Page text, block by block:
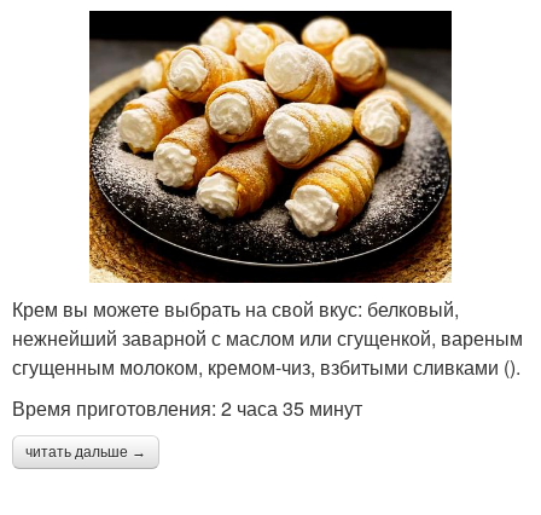
Крем вы можете выбрать на свой вкус: белковый,
нежнейший заварной с маслом или сгущенкой, вареным
сгущенным молоком, кремом-чиз, взбитыми сливками ().
Время приготовления: 2 часа 35 минут
читать дальше →